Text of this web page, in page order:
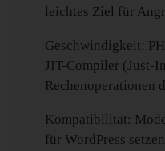
leichtes Ziel für
Geschwindigkeit:
JIT-Compiler (Just-
Rechenoperationen
Kompatibilität:
für WordPress